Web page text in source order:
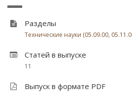
Разделы
Технические науки (05.09.00,
Статей в выпуске
11
Выпуск в формате PDF